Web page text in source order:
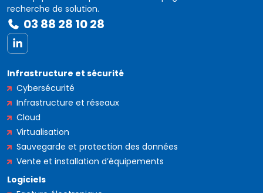
recherche de solution.
03 88 28 10 28
LinkedIn
Infrastructure et sécurité
Cybersécurité
Infrastructure et réseaux
Cloud
Virtualisation
Sauvegarde et protection des données
Vente et installation d’équipements
Logiciels